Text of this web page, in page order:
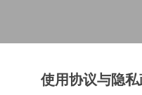
使用协议与隐